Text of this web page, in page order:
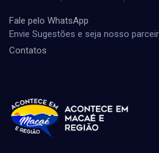
Fale pelo WhatsApp
Envie Sugestões e seja nosso
Contatos